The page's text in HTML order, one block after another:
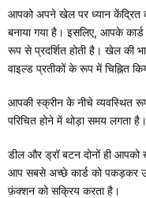
आपको अपने खेल पर ध्यान
बनाया गया है। इसलिए, आपके
रूप से प्रदर्शित होती है। खेल की
वाइल्ड प्रतीकों के रूप में चिह्नित
आपकी स्क्रीन के नीचे व्यवस्थित
परिचित होने में थोड़ा समय लगता है।
डील और ड्रॉ बटन दोनों ही आपको
आप सबसे अच्छे कार्ड को पकड़कर
फ़ंक्शन को सक्रिय करता है।